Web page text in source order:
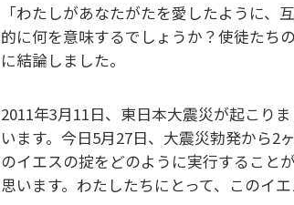
「わたしがあなたがたを愛したように
的に何を意味するでしょうか？使徒たち
に結論しました。
2011年3月11日、東日本大震災が起こり
います。今日5月27日、大震災勃発から2
のイエスの掟をどのように実行すること
思います。わたしたちにとって、このイ